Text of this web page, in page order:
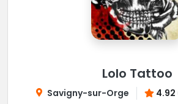
Lolo Tattoo
Savigny-sur-Orge 4.92